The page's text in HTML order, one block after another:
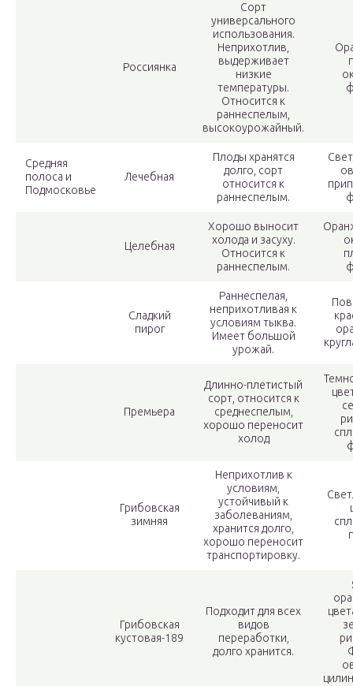
Россиянка
Сорт
универсального
использования.
Неприхотлив,
выдерживает
низкие
температуры.
Относится к
раннеспелым,
высокоурожайный.
Средняя
полоса и
Подмосковье
Лечебная
Плоды хранятся
долго, сорт
относится к
раннеспелым.
Целебная
Хорошо выносит
холода и засуху.
Относится к
раннеспелым.
Сладкий
пирог
Раннеспелая,
неприхотливая к
условиям тыква.
Имеет большой
урожай.
Премьера
Длинно-плетистый
сорт, относится к
среднеспелым,
хорошо переносит
холод
Грибовская
зимняя
Неприхотлив к
условиям,
устойчивый к
заболеваниям,
хранится долго,
хорошо переносит
транспортировку.
Грибовская
кустовая-189
Подходит для всех
видов
переработки,
долго хранится.